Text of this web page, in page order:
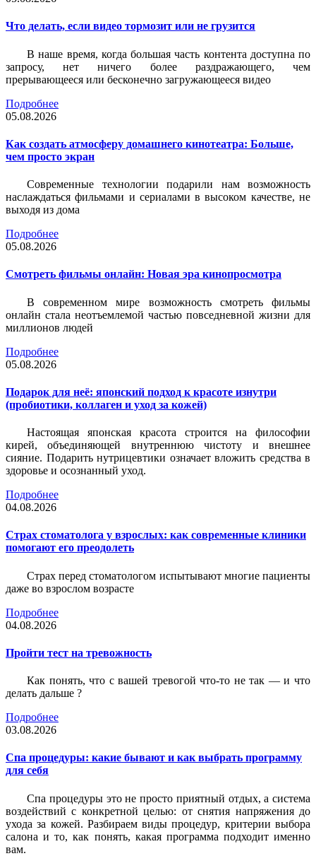
Что делать, если видео тормозит или не грузится
В наше время, когда большая часть контента доступна по
запросу, нет ничего более раздражающего, чем
прерывающееся или бесконечно загружающееся видео
Подробнее
05.08.2026
Как создать атмосферу домашнего кинотеатра: Больше,
чем просто экран
Современные технологии подарили нам возможность
наслаждаться фильмами и сериалами в высоком качестве, не
выходя из дома
Подробнее
05.08.2026
Смотреть фильмы онлайн: Новая эра кинопросмотра
В современном мире возможность смотреть фильмы
онлайн стала неотъемлемой частью повседневной жизни для
миллионов людей
Подробнее
05.08.2026
Подарок для неё: японский подход к красоте изнутри
(пробиотики, коллаген и уход за кожей)
Настоящая японская красота строится на философии
кирей, объединяющей внутреннюю чистоту и внешнее
сияние. Подарить нутрицевтики означает вложить средства в
здоровье и осознанный уход.
Подробнее
04.08.2026
Страх стоматолога у взрослых: как современные клиники
помогают его преодолеть
Страх перед стоматологом испытывают многие пациенты
даже во взрослом возрасте
Подробнее
04.08.2026
Пройти тест на тревожность
Как понять, что с вашей тревогой что-то не так — и что
делать дальше ?
Подробнее
03.08.2026
Спа процедуры: какие бывают и как выбрать программу
для себя
Спа процедуры это не просто приятный отдых, а система
воздействий с конкретной целью: от снятия напряжения до
ухода за кожей. Разбираем виды процедур, критерии выбора
салона и то, как понять, какая программа подходит именно
вам.